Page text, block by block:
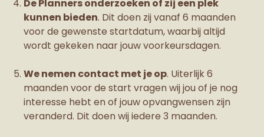
De Planners onderzoeken of zij een plek
kunnen bieden. Dit doen zij vanaf 6 maanden
voor de gewenste startdatum, waarbij altijd
wordt gekeken naar jouw voorkeursdagen.
We nemen contact met je op. Uiterlijk 6
maanden voor de start vragen wij jou of je nog
interesse hebt en of jouw opvangwensen zijn
veranderd. Dit doen wij iedere 3 maanden.